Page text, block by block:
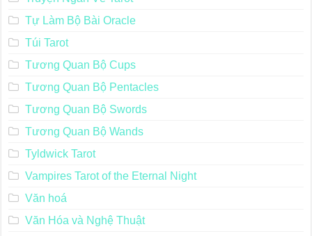
Tự Làm Bộ Bài Oracle
Túi Tarot
Tương Quan Bộ Cups
Tương Quan Bộ Pentacles
Tương Quan Bộ Swords
Tương Quan Bộ Wands
Tyldwick Tarot
Vampires Tarot of the Eternal Night
Văn hoá
Văn Hóa và Nghệ Thuật